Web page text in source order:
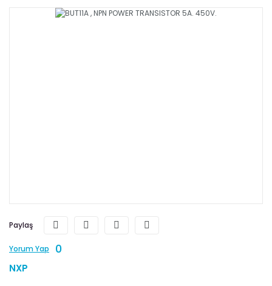
Paylaş
Yorum Yap 0
NXP